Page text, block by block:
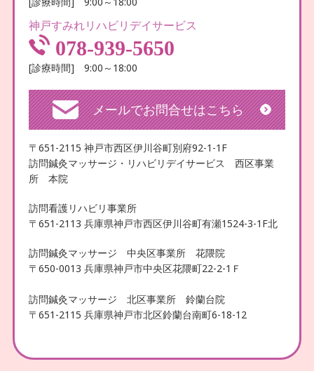
神戸すみれリハビリデイサービス
078-939-5650
[診療時間] 9:00～18:00
メールでお問合せはこちら
〒651-2115 神戸市西区伊川谷町別府92-1-1F
訪問鍼灸マッサージ・リハビリデイサービス 西区事業
所 本院
訪問看護リハビリ事業所
〒651-2113 兵庫県神戸市西区伊川谷町有瀬1524-3-1F北
訪問鍼灸マッサージ 中央区事業所 花隈院
〒650-0013 兵庫県神戸市中央区花隈町22-2-1Ｆ
訪問鍼灸マッサージ 北区事業所 鈴蘭台院
〒651-2115 兵庫県神戸市北区鈴蘭台南町6-18-12